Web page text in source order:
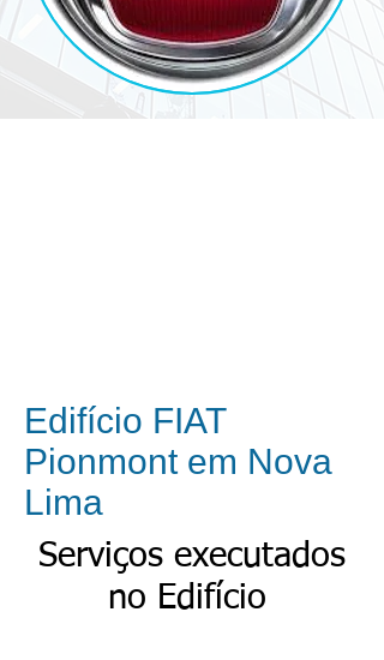
Edifício FIAT
Pionmont em Nova
Lima
Serviços executados
no Edifício